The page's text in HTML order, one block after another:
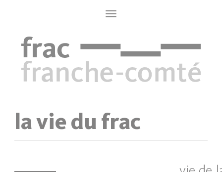
Toggle
navigation
la vie du frac